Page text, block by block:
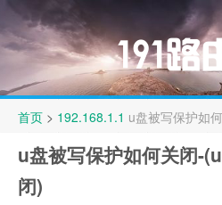
首页 > 192.168.1.1 u盘被写保护如
u盘被写保护如何关闭-
闭)